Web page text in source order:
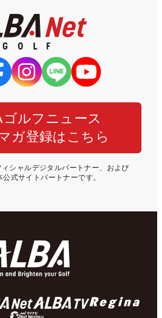
ゴルフニュース
ガ登録はこちら
シャルデジタルパートナー、および
公式サイトパートナーです。